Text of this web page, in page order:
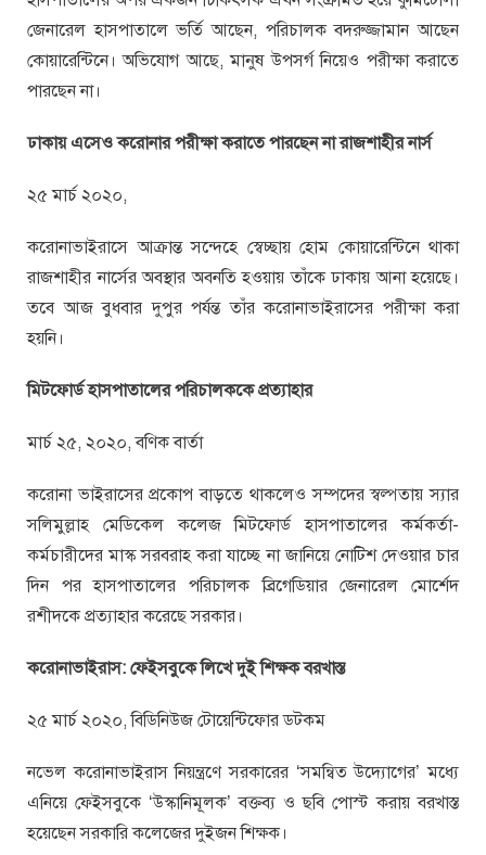
জেনারেল হাসপাতালে ভর্তি আছেন, পরিচালক বদরুজ্জামান আছেন
কোয়ারেন্টিনে। অভিযোগ আছে, মানুষ উপসর্গ নিয়েও পরীক্ষা করাতে
পারছেন না।
ঢাকায় এসেও করোনার পরীক্ষা করাতে পারছেন না রাজশাহীর নার্স
২৫ মার্চ ২০২০,
করোনাভাইরাসে আক্রান্ত সন্দেহে স্বেচ্ছায় হোম কোয়ারেন্টিনে থাকা
রাজশাহীর নার্সের অবস্থার অবনতি হওয়ায় তাঁকে ঢাকায় আনা হয়েছে।
তবে আজ বুধবার দুপুর পর্যন্ত তাঁর করোনাভাইরাসের পরীক্ষা করা
হয়নি।
মিটফোর্ড হাসপাতালের পরিচালককে প্রত্যাহার
মার্চ ২৫, ২০২০, বণিক বার্তা
করোনা ভাইরাসের প্রকোপ বাড়তে থাকলেও সম্পদের স্বল্পতায় স্যার
সলিমুল্লাহ মেডিকেল কলেজ মিটফোর্ড হাসপাতালের কর্মকর্তা-
কর্মচারীদের মাস্ক সরবরাহ করা যাচ্ছে না জানিয়ে নোটিশ দেওয়ার চার
দিন পর হাসপাতালের পরিচালক ব্রিগেডিয়ার জেনারেল মোর্শেদ
রশীদকে প্রত্যাহার করেছে সরকার।
করোনাভাইরাস: ফেইসবুকে লিখে দুই শিক্ষক বরখাস্ত
২৫ মার্চ ২০২০, বিডিনিউজ টোয়েন্টিফোর ডটকম
নভেল করোনাভাইরাস নিয়ন্ত্রণে সরকারের ‘সমন্বিত উদ্যোগের’ মধ্যে
এনিয়ে ফেইসবুকে ‘উস্কানিমূলক’ বক্তব্য ও ছবি পোস্ট করায় বরখাস্ত
হয়েছেন সরকারি কলেজের দুইজন শিক্ষক।